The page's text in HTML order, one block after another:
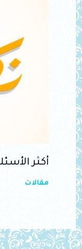
أكثر
مقالات